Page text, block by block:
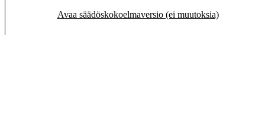
Avaa säädöskokoelmaversio (ei muutoksia)